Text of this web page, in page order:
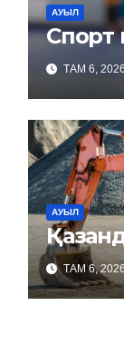
АУЫЛ
Спорт
ТАМ 6, 2026
АУЫЛ
ТАМ 6,